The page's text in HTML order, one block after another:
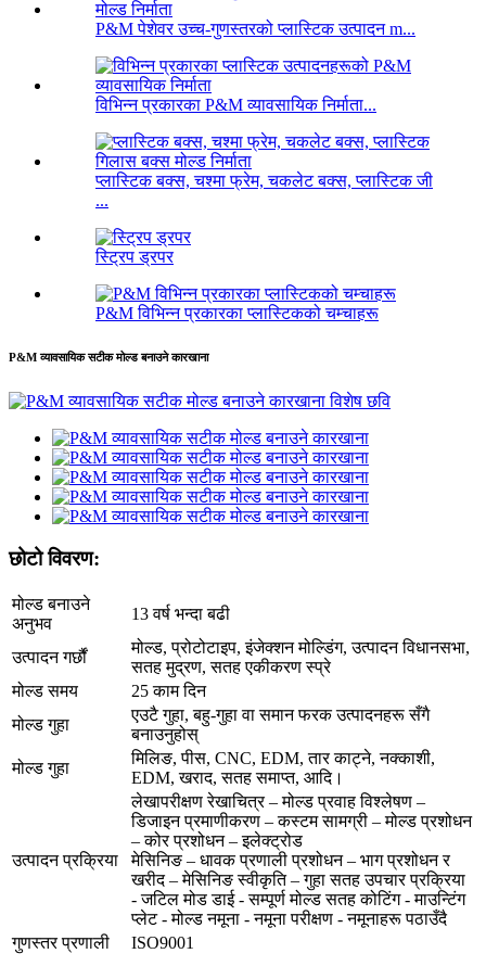
P&M पेशेवर उच्च-गुणस्तरको प्लास्टिक उत्पादन m...
विभिन्न प्रकारका P&M व्यावसायिक निर्माता...
प्लास्टिक बक्स, चश्मा फ्रेम, चकलेट बक्स, प्लास्टिक जी
...
स्ट्रिप ड्रपर
P&M विभिन्न प्रकारका प्लास्टिकको चम्चाहरू
P&M व्यावसायिक सटीक मोल्ड बनाउने कारखाना
छोटो विवरण:
मोल्ड बनाउने
अनुभव
13 वर्ष भन्दा बढी
उत्पादन गर्छौं
मोल्ड, प्रोटोटाइप, इंजेक्शन मोल्डिंग, उत्पादन विधानसभा,
सतह मुद्रण, सतह एकीकरण स्प्रे
मोल्ड समय
25 काम दिन
मोल्ड गुहा
एउटै गुहा, बहु-गुहा वा समान फरक उत्पादनहरू सँगै
बनाउनुहोस्
मोल्ड गुहा
मिलिङ, पीस, CNC, EDM, तार काट्ने, नक्काशी,
EDM, खराद, सतह समाप्त, आदि।
उत्पादन प्रक्रिया
लेखापरीक्षण रेखाचित्र – मोल्ड प्रवाह विश्लेषण –
डिजाइन प्रमाणीकरण – कस्टम सामग्री – मोल्ड प्रशोधन
– कोर प्रशोधन – इलेक्ट्रोड
मेसिनिङ – धावक प्रणाली प्रशोधन – भाग प्रशोधन र
खरीद – मेसिनिङ स्वीकृति – गुहा सतह उपचार प्रक्रिया
- जटिल मोड डाई - सम्पूर्ण मोल्ड सतह कोटिंग - माउन्टिंग
प्लेट - मोल्ड नमूना - नमूना परीक्षण - नमूनाहरू पठाउँदै
गुणस्तर प्रणाली
ISO9001